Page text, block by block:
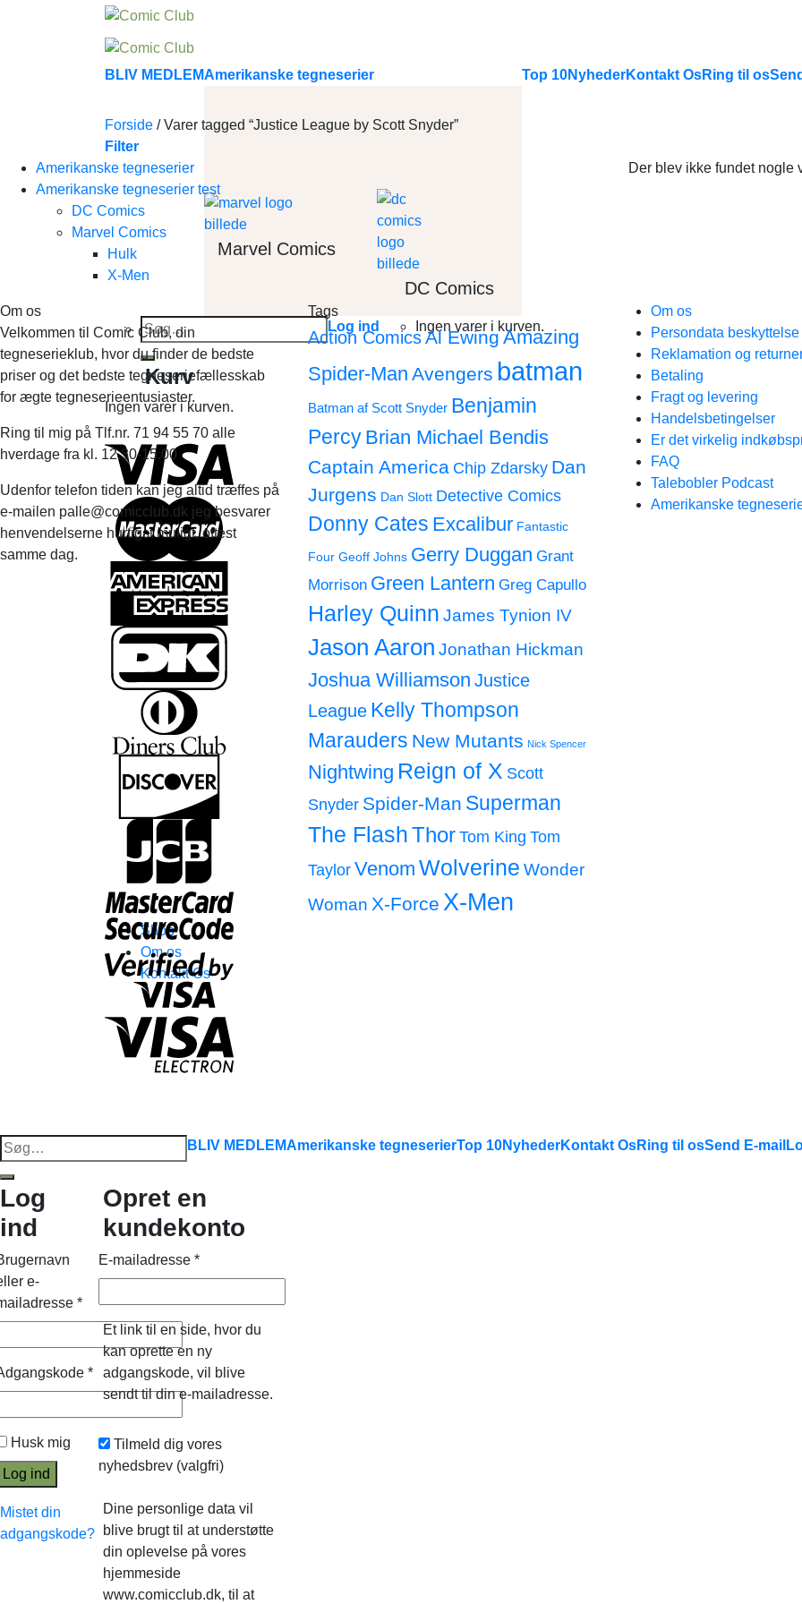
BLIV MEDLEMAmerikanske tegneserier
Marvel Comics
DC Comics
Top 10NyhederKontakt OsRing til os
Søg
efter:
Log ind Ingen varer i kurven.
Kurv
Ingen varer i kurven.
Forside /Varer tagged “Justice League by Scott Snyder”
Filter
Amerikanske tegneserier
Amerikanske tegneserier test
DC Comics
Marvel Comics
Hulk
X-Men
Der blev ikke fundet nogle
Om os
Velkommen til Comic Club, din
tegneserieklub, hvor du finder de bedste
priser og det bedste tegneseriefællesskab
for ægte tegneserieentusiaster.
Ring til mig på Tlf.nr. 71 94 55 70 alle
hverdage fra kl. 12.30-15.00
Udenfor telefon tiden kan jeg altid træffes på
e-mailen palle@comicclub.dk jeg besvarer
henvendelserne hurtigst muligt, oftest
samme dag.
Tags
Action ComicsAl EwingAmazing
Spider-Man Avengers batman
Batman af Scott Snyder Benjamin
Percy Brian Michael Bendis
Captain America Chip Zdarsky Dan
Jurgens Dan Slott Detective Comics
Donny Cates Excalibur Fantastic
Four Geoff Johns Gerry Duggan Grant
Morrison Green Lantern Greg Capullo
Harley Quinn James Tynion IV
Jason Aaron Jonathan Hickman
Joshua Williamson Justice
League Kelly Thompson
Marauders New Mutants Nick Spencer
Nightwing Reign of X Scott
Snyder Spider-Man Superman
The FlashThor Tom King Tom
Taylor Venom Wolverine Wonder
Woman X-Force X-Men
Om os
Persondata
Reklamation og
Betaling
Fragt og levering
Handelsbetingelser
Er det virkelig
FAQ
Talebobler Podcast
Amerikanske
Shop
Om os
Kontakt Os
Søg
efter:
BLIV MEDLEMAmerikanske tegneserierTop 10NyhederKontakt OsRing til osSend E-mail
Log
ind
e-
*
*
Husk mig
Log ind
Mistet din
adgangskode?
Opret en
kundekonto
E-mailadresse *
Et link til en side, hvor du
kan oprette en ny
adgangskode, vil blive
sendt til din e-mailadresse.
Tilmeld dig vores
nyhedsbrev (valgfri)
Dine personlige data vil
blive brugt til at understøtte
din oplevelse på vores
hjemmeside
www.comicclub.dk, til at